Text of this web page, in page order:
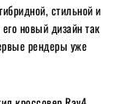
стильной и
новый дизайн так
рендеры уже